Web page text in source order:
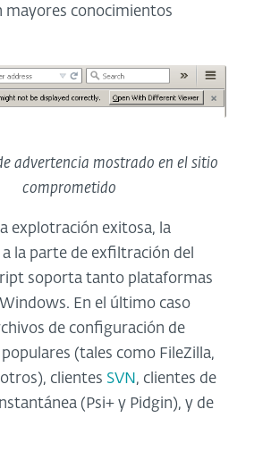
mayores conocimientos
advertencia mostrado en el sitio
comprometido
explotración exitosa, la
a la parte de exfiltración del
soporta tanto plataformas
En el último caso
de configuración de
(tales como FileZilla,
clientes SVN , clientes de
(Psi+ y Pidgin), y de